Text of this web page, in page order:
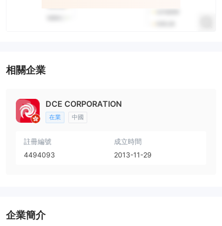
相關企業
DCE CORPORATION
在業 中國
註冊編號
4494093
成立時間
2013-11-29
企業簡介